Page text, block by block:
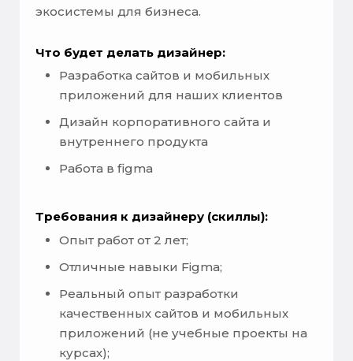
экосистемы для бизнеса.
Что будет делать дизайнер:
Разработка сайтов и мобильных
приложений для наших клиентов
Дизайн корпоративного сайта и
внутреннего продукта
Работа в figma
Требования к дизайнеру (скиллы):
Опыт работ от 2 лет;
Отличные навыки Figma;
Реальный опыт разработки
качественных сайтов и мобильных
приложений (не учебные проекты на
курсах);